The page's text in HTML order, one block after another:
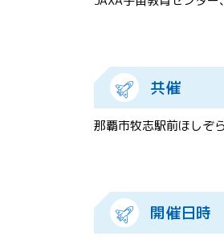
共催
那覇市牧志駅前ほしぞ
開催日時